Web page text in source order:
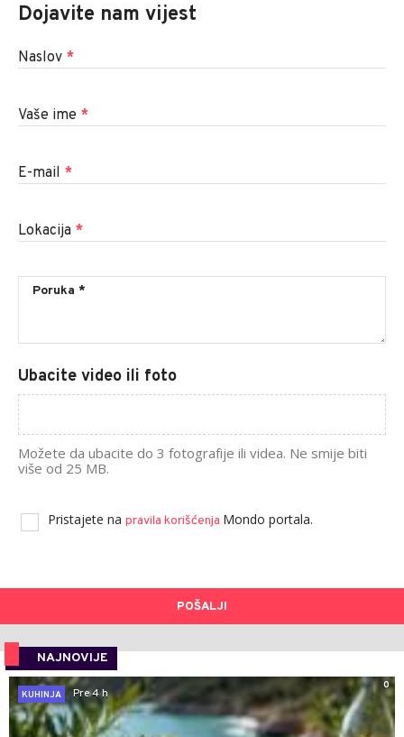
Dojavite nam vijest
Naslov *
Vaše ime *
E-mail *
Lokacija *
Ubacite video ili foto
Možete da ubacite do 3 fotografije ili videa. Ne smije biti
više od 25 MB.
Pristajete na pravila korišćenja Mondo portala.
POŠALJI
NAJNOVIJE
0
KUHINJA
Pre 4 h